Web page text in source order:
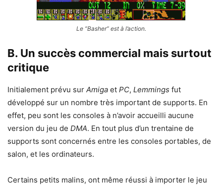
Le “Basher” est à l’action.
B. Un succès commercial mais surtout
critique
Initialement prévu sur Amiga et PC, Lemmings fut
développé sur un nombre très important de supports. En
effet, peu sont les consoles à n’avoir accueilli aucune
version du jeu de DMA. En tout plus d’un trentaine de
supports sont concernés entre les consoles portables, de
salon, et les ordinateurs.
Certains petits malins, ont même réussi à importer le jeu